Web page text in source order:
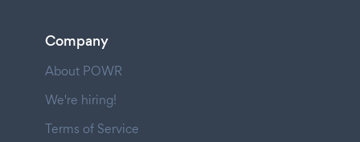
Company
About POWR
We're hiring!
Terms of Service